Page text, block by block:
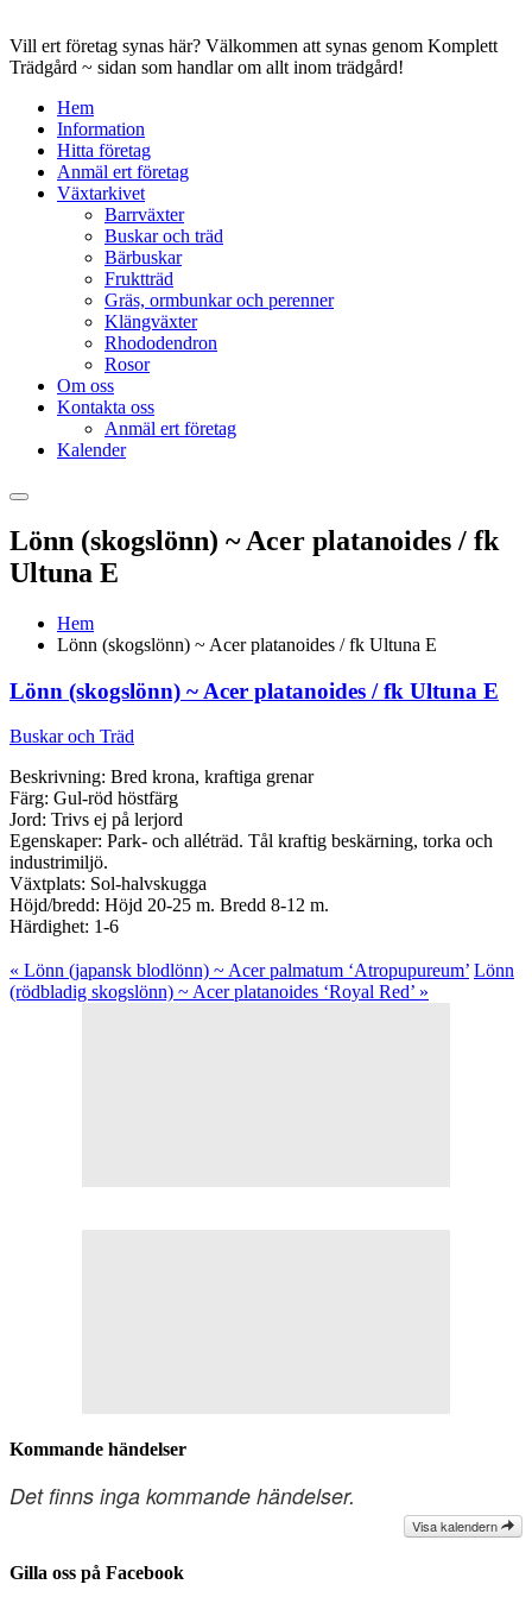
Vill ert företag synas här? Välkommen att synas genom Komplett
Trädgård ~ sidan som handlar om allt inom trädgård!
Hem
Information
Hitta företag
Anmäl ert företag
Växtarkivet
Barrväxter
Buskar och träd
Bärbuskar
Fruktträd
Gräs, ormbunkar och perenner
Klängväxter
Rhododendron
Rosor
Om oss
Kontakta oss
Anmäl ert företag
Kalender
Lönn (skogslönn) ~ Acer platanoides / fk
Ultuna E
Hem
Lönn (skogslönn) ~ Acer platanoides / fk Ultuna E
Lönn (skogslönn) ~ Acer platanoides / fk Ultuna E
Buskar och Träd
Beskrivning: Bred krona, kraftiga grenar
Färg: Gul-röd höstfärg
Jord: Trivs ej på lerjord
Egenskaper: Park- och alléträd. Tål kraftig beskärning, torka och
industrimiljö.
Växtplats: Sol-halvskugga
Höjd/bredd: Höjd 20-25 m. Bredd 8-12 m.
Härdighet: 1-6
« Lönn (japansk blodlönn) ~ Acer palmatum ‘Atropupureum’ Lönn
(rödbladig skogslönn) ~ Acer platanoides ‘Royal Red’ »
Kommande händelser
Det finns inga kommande händelser.
Visa kalendern
Gilla oss på Facebook